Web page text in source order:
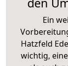
Ein
Hatzfeld
wichtig,